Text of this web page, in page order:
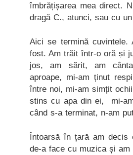
îmbrățișarea mea direct.
dragă C., atunci, sau cu
Aici se termină
fost. Am trăit într-o oră și
jos, am sărit, am
aproape, mi-am ținut
între noi, mi-am simțit
stins cu apa din ei, mi-
când s-a terminat, n-am
Întoarsă în țară am
de-a face cu muzica și